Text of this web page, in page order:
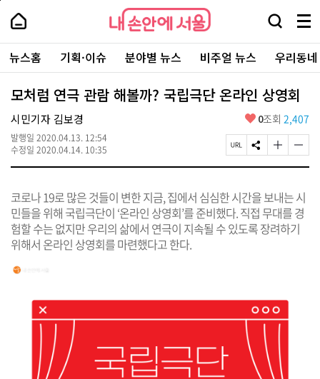
본
로
가
내
손
안
에
서
울
-
서
울
시
대
표
소
털
내
손
에
울
검
창
열
기
메
뉴
전
체
보
주
요
서
뉴스홈 기획·이슈 분야별 뉴스 비주얼 뉴스 우리동
모처럼 연극 관람 해볼까? 국립극단 온라인 상영회
시민기자 김보경
발행일 2020.04.13. 12:54
수정일 2020.04.14. 10:35
좋
요
0조회 2,407
페
이
R
L
복
사
S
N
유
하
기
글
자
크
게
변
경
글
자
작
게
변
경
코로나 19로 많은 것들이 변한 지금, 집에서 심심한 시간을 보내는 시
민들을 위해 국립극단이 ‘온라인 상영회’를 준비했다. 직접 무대를 경
험할 수는 없지만 우리의 삶에서 연극이 지속될 수 있도록 장려하기
위해서 온라인 상영회를 마련했다고 한다.
페
상
단
로